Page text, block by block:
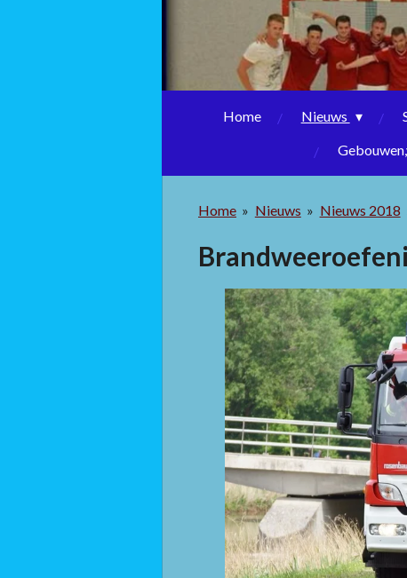
Home Nieuws
Home » Nieuws » Nieuws 2018